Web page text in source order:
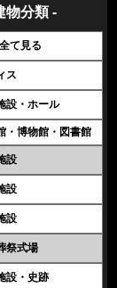
物分類 -
全て見る
ス
設・ホール
・博物館・図書館
設
設
設
祭式場
設・史跡